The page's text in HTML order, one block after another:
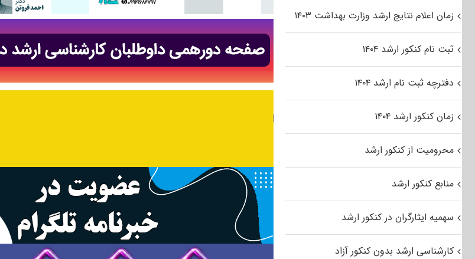
زمان اعلام نتایج ارشد وزارت بهداشت ۱۴۰۳
ثبت نام کنکور ارشد ۱۴۰۴
دفترچه ثبت نام ارشد ۱۴۰۴
زمان کنکور ارشد ۱۴۰۴
محرومیت از کنکور ارشد
منابع کنکور ارشد
سهمیه ایثارگران در کنکور ارشد
کارشناسی ارشد بدون کنکور آزاد